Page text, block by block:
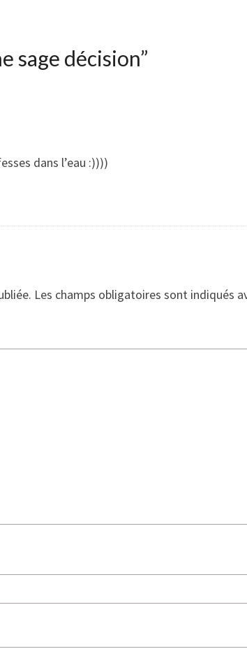
sage décision”
dans l’eau :))))
Les champs obligatoires sont indiqués